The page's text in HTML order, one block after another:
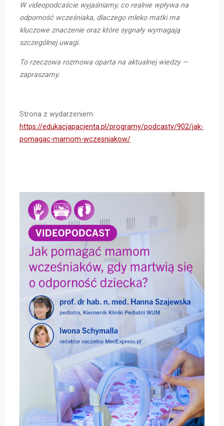
W videopodcaście wyjaśniamy, co realnie wpływa na
odporność wcześniaka, dlaczego mleko matki ma
kluczowe znaczenie oraz które sygnały wymagają
szczególnej uwagi.
To rzeczowa rozmowa oparta na aktualnej wiedzy —
zapraszamy.
Strona z wydarzeniem:
https://edukacjapacjenta.pl/programy/podcasty/902/jak-
pomagac-mamom-wczesniakow/